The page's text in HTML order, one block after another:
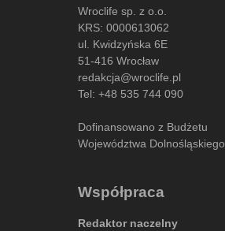
Wroclife sp. z o.o.
KRS: 0000613062
ul. Kwidzyńska 6E
51-416 Wrocław
redakcja@wroclife.pl
Tel: +48 535 744 090
Dofinansowano z Budżetu
Województwa Dolnośląskiego
Współpraca
Redaktor naczelny